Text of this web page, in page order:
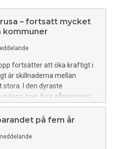
– fortsatt mycket
kommuner
fortsätter att öka kraftigt i
är skillnaderna mellan
I den dyraste
över fyra gånger mer
Holgersson-gruppens årliga
på fem år